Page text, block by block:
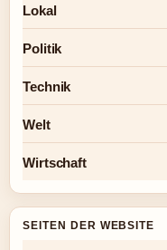
Lokal
Politik
Technik
Welt
Wirtschaft
SEITEN DER WEBSITE